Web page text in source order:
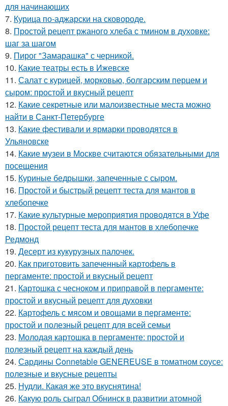
для начинающих
7. Курица по-аджарски на сковороде.
8. Простой рецепт ржаного хлеба с тмином в духовке:
шаг за шагом
9. Пирог "Замарашка" с черникой.
10. Какие театры есть в Ижевске
11. Салат с курицей, морковью, болгарским перцем и
сыром: простой и вкусный рецепт
12. Какие секретные или малоизвестные места можно
найти в Санкт-Петербурге
13. Какие фестивали и ярмарки проводятся в
Ульяновске
14. Какие музеи в Москве считаются обязательными для
посещения
15. Куриные бедрышки, запеченные с сыром.
16. Простой и быстрый рецепт теста для мантов в
хлебопечке
17. Какие культурные мероприятия проводятся в Уфе
18. Простой рецепт теста для мантов в хлебопечке
Редмонд
19. Десерт из кукурузных палочек.
20. Как приготовить запеченный картофель в
пергаменте: простой и вкусный рецепт
21. Картошка с чесноком и приправой в пергаменте:
простой и вкусный рецепт для духовки
22. Картофель с мясом и овощами в пергаменте:
простой и полезный рецепт для всей семьи
23. Молодая картошка в пергаменте: простой и
полезный рецепт на каждый день
24. Сардины Connetable GENEREUSE в томатном соусе:
полезные и вкусные рецепты
25. Нудли. Какая же это вкуснятина!
26. Какую роль сыграл Обнинск в развитии атомной